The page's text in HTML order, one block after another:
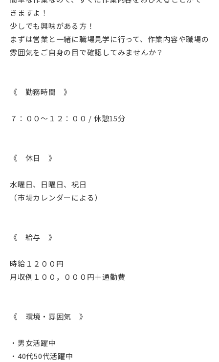
きますよ！
少しでも興味がある方！
まずは営業と一緒に職場見学に行って、作業内容や職場の
雰囲気をご自身の目で確認してみませんか？
《 勤務時間 》
７：００～１２：００ / 休憩15分
《 休日 》
水曜日、日曜日、祝日
（市場カレンダーによる）
《 給与 》
時給１２００円
月収例１００，０００円＋通勤費
《 環境・雰囲気 》
・男女活躍中
・40代50代活躍中